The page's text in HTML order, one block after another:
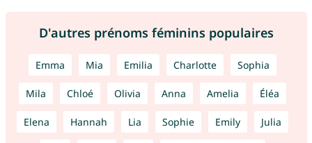
D'autres prénoms féminins populaires
Emma Mia Emilia Charlotte Sophia
Mila Chloé Olivia Anna Amelia Éléa
Elena Hannah Lia Sophie Emily Julia